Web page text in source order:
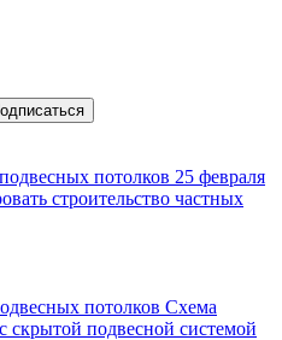
потолков 25 февраля
строительство частных
потолков Схема
скрытой подвесной системой